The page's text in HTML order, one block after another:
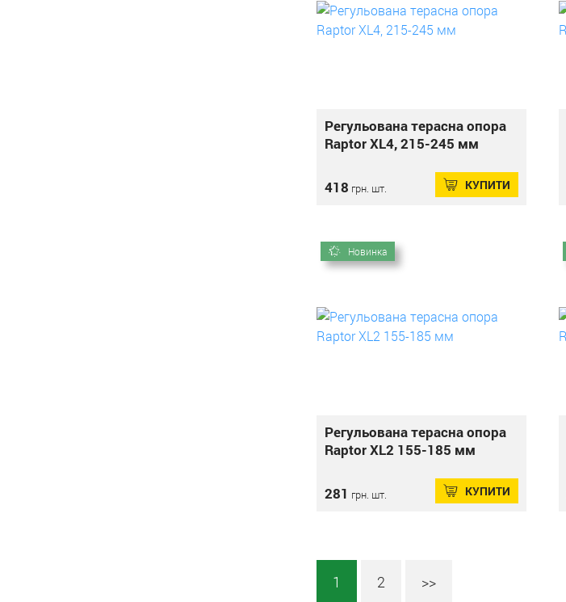
Регульована терасна опора
Raptor XL4, 215-245 мм
418 грн. шт. КУПИТИ
Новинка
Регульована терасна опора
Raptor XL2 155-185 мм
281 грн. шт. КУПИТИ
1 2 >>